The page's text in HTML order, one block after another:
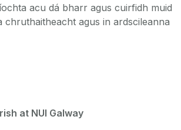
acu dá bharr agus cuirfidh muid
agus in ardscileanna
at NUI Galway